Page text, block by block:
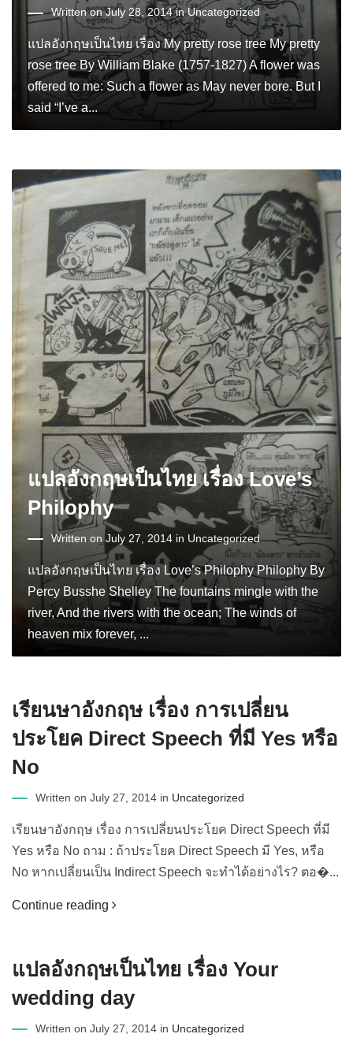
Written on July 28, 2014 inUncategorized
แปลอังกฤษเป็นไทย เรื่อง My pretty rose tree My pretty
rose tree By William Blake (1757-1827) A flower was
offered to me: Such a flower as May never bore. But I
said “I’ve a...
แปลอังกฤษเป็นไทย เรื่อง Love’s
Philophy
Written on July 27, 2014 in Uncategorized
แปลอังกฤษเป็นไทย เรื่อง Love’s Philophy Philophy By
Percy Busshe Shelley The fountains mingle with the
river, And the rivers with the ocean; The winds of
heaven mix forever, ...
เรียนษาอังกฤษ เรื่อง การเปลี่ยน
ประโยค Direct Speech ที่มี Yes หรือ
No
Written on July 27, 2014 in Uncategorized
เรียนษาอังกฤษ เรื่อง การเปลี่ยนประโยค Direct Speech ที่มี
Yes หรือ No ถาม : ถ้าประโยค Direct Speech มี Yes, หรือ
No หากเปลี่ยนเป็น Indirect Speech จะทำได้อย่างไร? ตอ�...
Continue reading
แปลอังกฤษเป็นไทย เรื่อง Your
wedding day
Written on July 27, 2014 in Uncategorized